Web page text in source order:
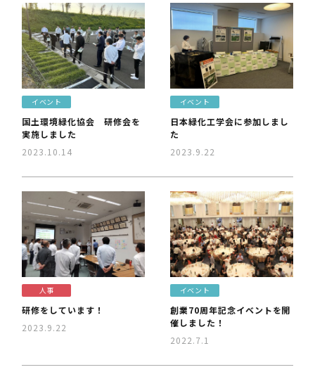
イベント
国土環境緑化協会 研修会を
実施しました
2023.10.14
イベント
日本緑化工学会に参加しまし
た
2023.9.22
人事
研修をしています！
2023.9.22
イベント
創業70周年記念イベントを開
催しました！
2022.7.1